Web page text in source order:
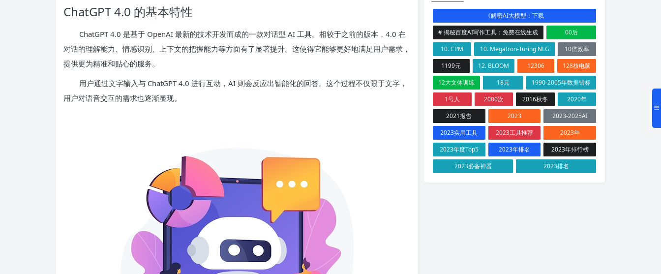
ChatGPT 4.0 的基本特性
ChatGPT 4.0 是基于 OpenAI 最新的技术开发而成的一款对话型 AI 工具。相较于之前的版本，4.0 在
对话的理解能力、情感识别、上下文的把握能力等方面有了显著提升。这使得它能够更好地满足用户需求，
提供更为精准和贴心的服务。
用户通过文字输入与 ChatGPT 4.0 进行互动，AI 则会反应出智能化的回答。这个过程不仅限于文字，
用户对语音交互的需求也逐渐显现。
《解密AI大模型：下载
# 揭秘百度AI写作工具：免费在线生成
00后
10. CPM
10. Megatron-Turing NLG
10倍效率
1199元
12. BLOOM 12306
128核电脑
12大文体训练
18元
1990-2005年数据错标
1号人
2000次 2016秋冬
2020年
2021报告
2023
2023-2025AI
2023实用工具
2023工具推荐
2023年
2023年度Top5
2023年排名
2023年排行榜
2023必备神器
2023排名